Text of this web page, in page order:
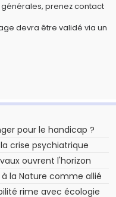
prenez contact
devra être validé via un
pour le handicap ?
crise psychiatrique
ouvrent l'horizon
la Nature comme allié
rime avec écologie